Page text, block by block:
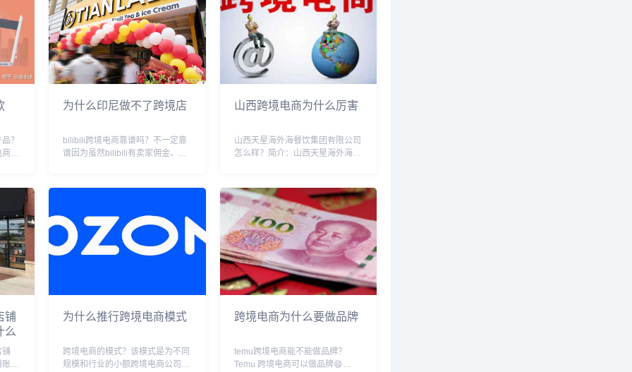
？
平
为什么印尼做不了跨境店
bilibili跨境电商靠谱吗？不一定靠
谱因为虽然bilibili有卖家佣金、交
山西跨境电商为什么厉害
山西天星海外海餐饮集团有限公司
怎么样？简介：山西天星海外海餐
立。法定代表人丁家生，公司经营
范围包括以自有资金对企业项目进
行投资及咨询管理...
铺
么
为什么推行跨境电商模式
跨境电商的模式？该模式是为不同
规模和行业的小额跨境电商公司提
跨境电商为什么要做品牌
temu跨境电商能不能做品牌？
Temu 跨境电商可以做品牌😄